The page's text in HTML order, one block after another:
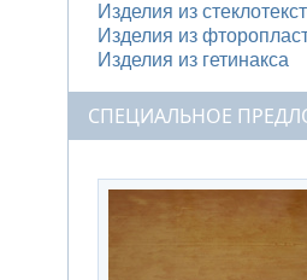
Изделия из
Изделия из
Изделия из гетинакса
СПЕЦИАЛЬНОЕ